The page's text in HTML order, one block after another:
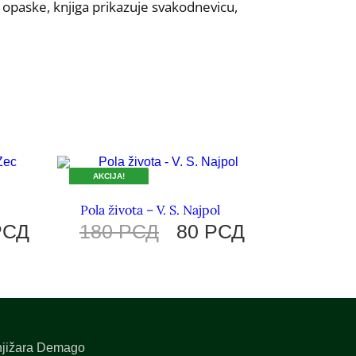
knjiga prikazuje svakodnevicu,
AKCIJA!
Pola života – V. S. Najpol
180РСД 80 РСД
Demago